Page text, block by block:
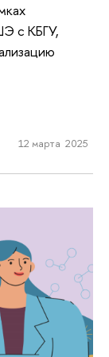
с КБГУ,
12 марта 2025